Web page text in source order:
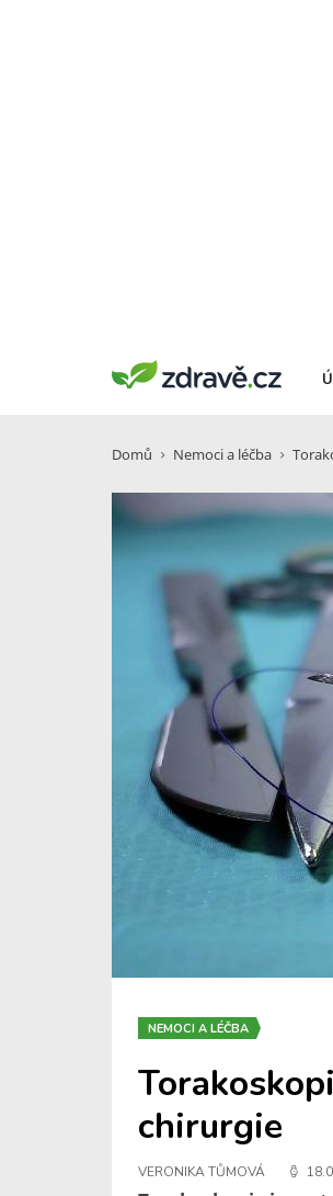
Domů Nemoci a léčba
NEMOCI A LÉČBA
chirurgie
VERONIKA TŮMOVÁ